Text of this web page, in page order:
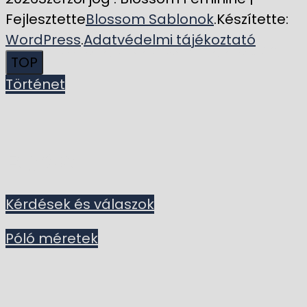
Tel: 06/30-460-75-33
E-mail: klaudia[kukac]cometajandek.hu
Történet
Kérdések és válaszok
Póló méretek
FejlesztetteBlossom Sablonok.Készítette:
WordPress.Adatvédelmi tájékoztató
TOP